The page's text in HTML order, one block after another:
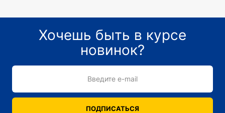
Хочешь быть в курсе
новинок?
Введите e-mail
ПОДПИСАТЬСЯ